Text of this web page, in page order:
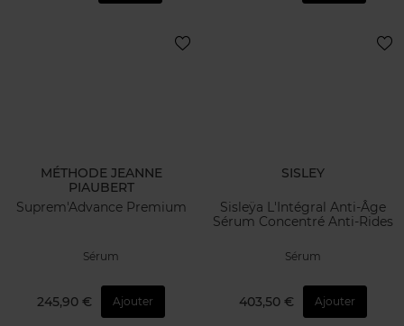
MÉTHODE JEANNE
PIAUBERT
Suprem'Advance Premium
Sérum
245,90 € Ajouter
SISLEY
Sisleÿa L'Intégral Anti-Âge
Sérum Concentré Anti-Rides
Sérum
403,50 € Ajouter